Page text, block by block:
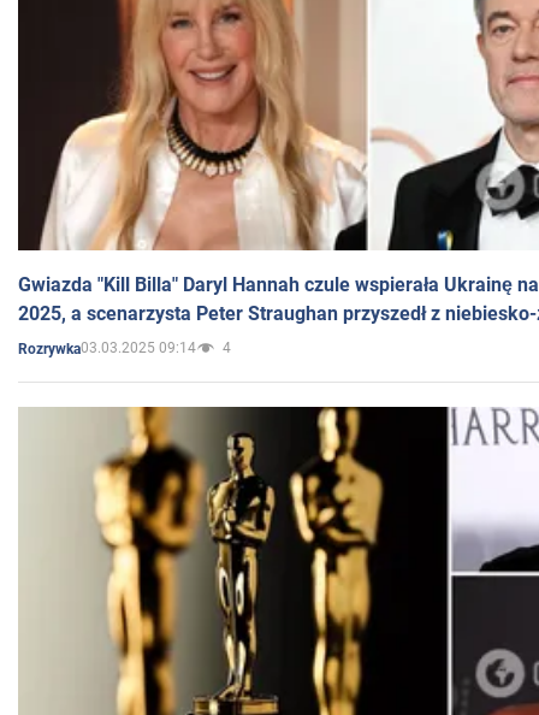
Gwiazda "Kill Billa" Daryl Hannah czule wspierała Ukrainę
2025, a scenarzysta Peter Straughan przyszedł z
Rozrywka03.03.2025 09:14 4